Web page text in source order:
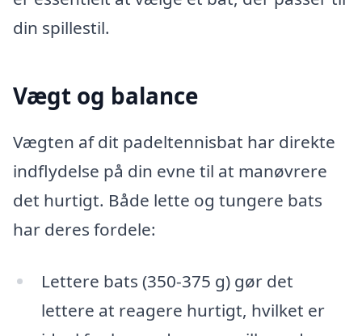
din spillestil.
Vægt og balance
Vægten af dit padeltennisbat har direkte
indflydelse på din evne til at manøvrere
det hurtigt. Både lette og tungere bats
har deres fordele:
Lettere bats (350-375 g) gør det
lettere at reagere hurtigt, hvilket er